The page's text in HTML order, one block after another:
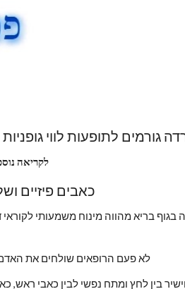
גורמים לתופעות לווי
לקריאה
לא פעם הרופאים שולחים את